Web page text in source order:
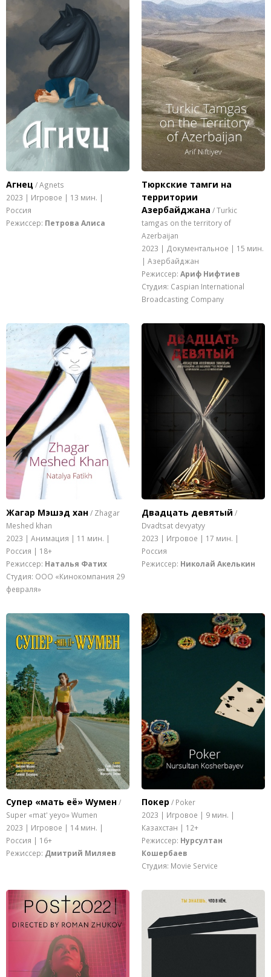
Агнец / Agnets
2023 | Игровое | 13 мин. |
Россия
Режиссер: Петрова Алиса
Тюркские тамги на
территории
Азербайджана / Turkic
tamgas on the territory of
Azerbaijan
2023 | Документальное | 15 мин.
| Азербайджан
Режиссер: Ариф Нифтиев
Студия: Caspian International
Broadcasting Company
Жагар Мэшэд хан/ Zhagar
Meshed khan
2023 | Анимация | 11 мин. |
Россия | 18+
Режиссер: Наталья Фатих
Студия: ООО «Кинокомпания 29
февраля»
Двадцать девятый /
Dvadtsat devyatyy
2023 | Игровое | 17 мин. |
Россия
Режиссер: Николай Акелькин
Супер «мать её» Wумен/
Super «mat' yeyo» Wumen
2023 | Игровое | 14 мин. |
Россия | 16+
Режиссер: Дмитрий Миляев
Покер / Poker
2023 | Игровое | 9 мин. |
Казахстан | 12+
Режиссер: Нурсултан
Кошербаев
Студия: Movie Service